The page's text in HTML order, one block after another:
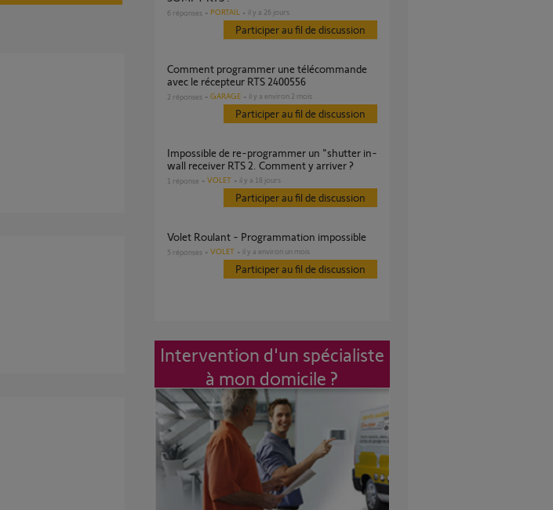
6 réponses PORTAIL il y a 26 jours
Participer au fil de discussion
Comment programmer une télécommande
avec le récepteur RTS 2400556
2 réponses GARAGE il y a environ 2 mois
Participer au fil de discussion
Impossible de re-programmer un "shutter in-
wall receiver RTS 2. Comment y arriver ?
1 réponse VOLET il y a 18 jours
Participer au fil de discussion
Volet Roulant - Programmation impossible
5 réponses VOLET il y a environ un mois
Participer au fil de discussion
Intervention d'un spécialiste
à mon domicile ?